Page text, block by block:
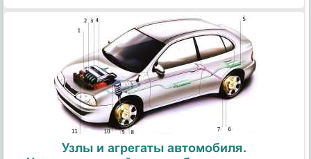
Узлы и агрегаты автомобиля.